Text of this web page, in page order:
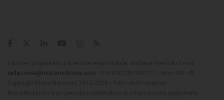
redazione@motorinolimits.com